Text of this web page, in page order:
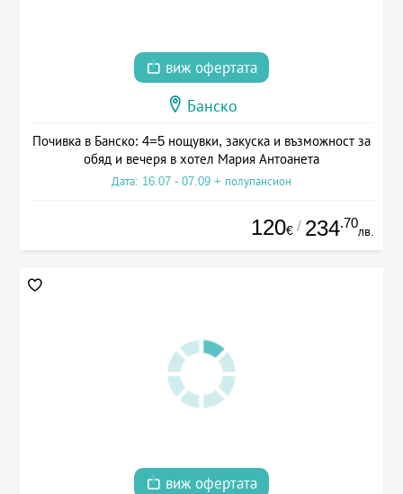
виж офертата
Банско
Почивка в Банско: 4=5 нощувки, закуска и възможност за
обяд и вечеря в хотел Мария Антоанета
Дата: 16.07 - 07.09 + полупансион
120€ / 234.70
лв.
виж офертата